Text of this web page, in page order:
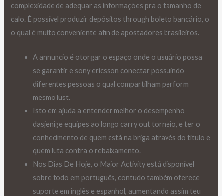
complexidade de adequar as informações pra o tamanho de
calo. É possível produzir depósitos through boleto bancário, o
o qual é muito conveniente afin de apostadores brasileiros.
A annuncio é otorgar o espaço onde o usuário possa
se garantir e sony ericsson conectar possuindo
diferentes pessoas o qual compartilham perform
mesmo lust.
Isto em ajuda a entender melhor o desempenho
dasjenige equipes ao longo carry out torneio, e ter o
conhecimento de quem está na briga através do título e
quem luta contra o rebaixamento.
Nos Dias De Hoje, o Major Activity está disponível
sobre todo em português, contudo também oferece
suporte em inglês e espanhol, aumentando assim teu